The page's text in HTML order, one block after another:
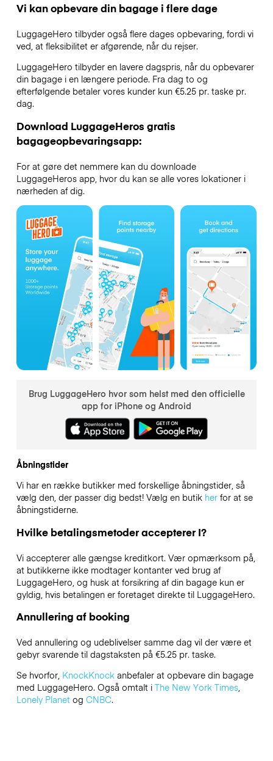
Vi kan opbevare din bagage i flere dage
LuggageHero tilbyder også flere dages opbevaring, fordi vi
ved, at fleksibilitet er afgørende, når du rejser.
LuggageHero tilbyder en lavere dagspris, når du opbevarer
din bagage i en længere periode. Fra dag to og
efterfølgende betaler vores kunder kun €5.25 pr. taske pr.
dag.
Download LuggageHeros gratis
bagageopbevaringsapp:
For at gøre det nemmere kan du downloade
LuggageHeros app, hvor du kan se alle vores lokationer i
nærheden af dig.
Brug LuggageHero hvor som helst med den officielle
app for iPhone og Android
Åbningstider
Vi har en række butikker med forskellige åbningstider, så
vælg den, der passer dig bedst! Vælg en butik herfor at se
åbningstiderne.
Hvilke betalingsmetoder accepterer I?
Vi accepterer alle gængse kreditkort. Vær opmærksom på,
at butikkerne ikke modtager kontanter ved brug af
LuggageHero, og husk at forsikring af din bagage kun er
gyldig, hvis betalingen er foretaget direkte til LuggageHero.
Annullering af booking
Ved annullering og udeblivelser samme dag vil der være et
gebyr svarende til dagstaksten på €5.25 pr. taske.
Se hvorfor, KnockKnockanbefaler at opbevare din bagage
med LuggageHero. Også omtalt i The New York Times,
Lonely Planetog CNBC.